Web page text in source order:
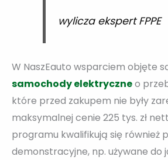
wylicza ekspert FPPE
W NaszEauto wsparciem objęte
samochody elektryczneo
które przed zakupem nie były
maksymalnej cenie 225 tys. zł
programu kwalifikują się również
demonstracyjne, np. używane do